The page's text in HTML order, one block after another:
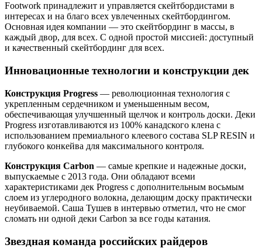
Footwork принадлежит и управляется скейтбордистами в
интересах и на благо всех увлеченных скейтбордингом.
Основная идея компании — это скейтбординг в массы, в
каждый двор, для всех. С одной простой миссией: доступный
и качественный скейтбординг для всех.
Инновационные технологии и конструкции дек
Конструкция Progress — революционная технология с
укрепленным сердечником и уменьшенным весом,
обеспечивающая улучшенный щелчок и контроль доски. Деки
Progress изготавливаются из 100% канадского клена с
использованием премиального клеевого состава SLP RESIN и
глубокого конкейва для максимального контроля.
Конструкция Carbon — самые крепкие и надежные доски,
выпускаемые с 2013 года. Они обладают всеми
характеристиками дек Progress с дополнительным восьмым
слоем из углеродного волокна, делающим доску практически
неубиваемой. Саша Тушев в интервью отметил, что не смог
сломать ни одной деки Carbon за все годы катания.
Звездная команда российских райдеров